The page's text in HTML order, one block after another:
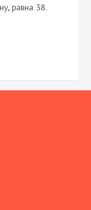
равна 38.